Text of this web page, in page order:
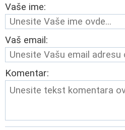
Vaše ime:
Vaš email:
Komentar: